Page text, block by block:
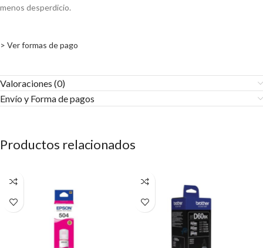
menos desperdicio.
> Ver formas de pago
Valoraciones (0)
Envío y Forma de pagos​
Productos relacionados